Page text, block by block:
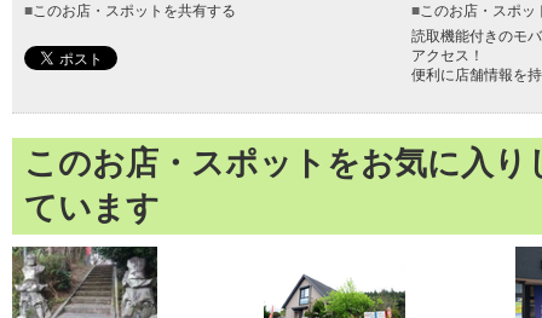
■ このお店・スポットを共有する ■ このお店・スポ
読取機能付きのモ
アクセス！
便利に店舗情報を
このお店・スポットをお気に入
ています